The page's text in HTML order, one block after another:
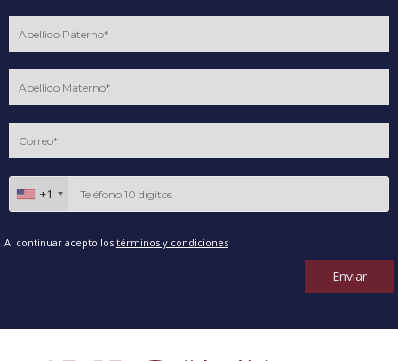
+1
Al continuar acepto los términos y condiciones
Enviar